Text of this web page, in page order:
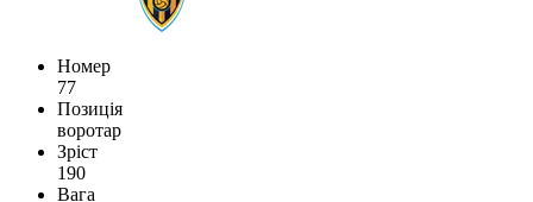
Номер
77
Позиція
воротар
Зріст
190
Вага